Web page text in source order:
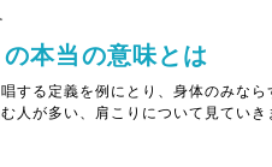
本当の意味とは
する定義を例にとり、身体のみな
人が多い、肩こりについて見てい